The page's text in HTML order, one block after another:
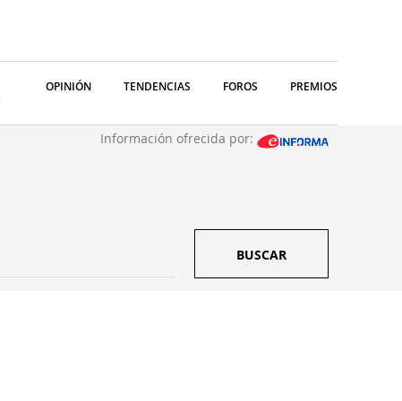
OPINIÓN TENDENCIAS FOROS PREMIOS
Información ofrecida por:
BUSCAR